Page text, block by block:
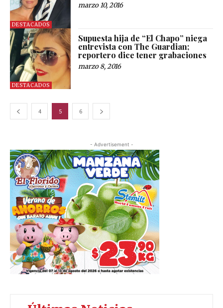
DESTACADOS
marzo 10, 2016
DESTACADOS
Supuesta hija de “El Chapo” niega
entrevista con The Guardian;
reportero dice tener grabaciones
marzo 8, 2016
4 5 6
- Advertisement -